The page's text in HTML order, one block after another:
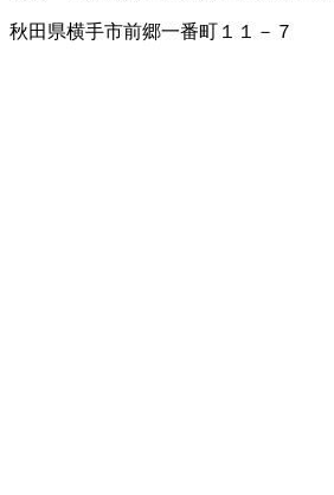
秋田県横手市前郷一番町１１－７